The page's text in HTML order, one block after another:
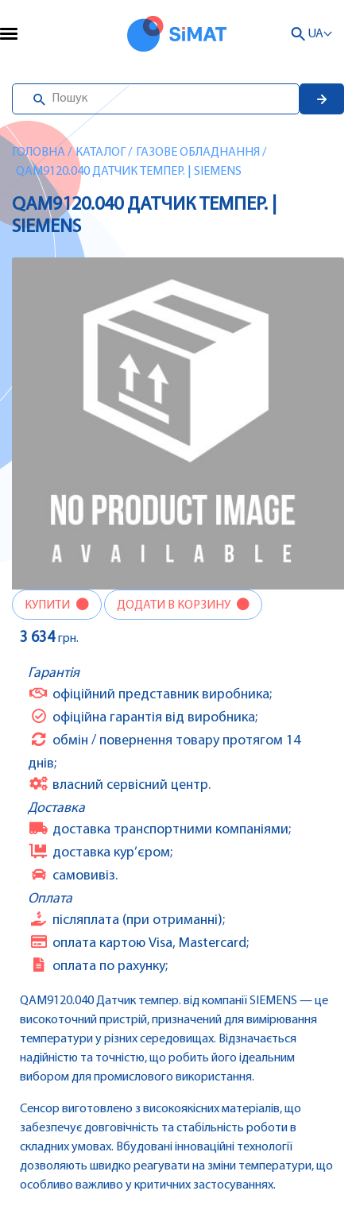
UA
ГОЛОВНА/ КАТАЛОГ / ГАЗОВЕ ОБЛАДНАННЯ /
QAM9120.040 ДАТЧИК ТЕМПЕР. | SIEMENS
QAM9120.040 ДАТЧИК ТЕМПЕР. |
SIEMENS
КУПИТИ ДОДАТИ В КОРЗИНУ
3 634грн.
Гарантія
офіційний представник виробника;
офіційна гарантія від виробника;
обмін / повернення товару протягом 14
днів;
власний сервісний центр.
Доставка
доставка транспортними компаніями;
доставка кур’єром;
самовивіз.
Оплата
післяплата (при отриманні);
оплата картою Visa, Mastercard;
оплата по рахунку;
QAM9120.040 Датчик темпер. від компанії SIEMENS — це
високоточний пристрій, призначений для вимірювання
температури у різних середовищах. Відзначається
надійністю та точністю, що робить його ідеальним
вибором для промислового використання.
Сенсор виготовлено з високоякісних матеріалів, що
забезпечує довговічність та стабільність роботи в
складних умовах. Вбудовані інноваційні технології
дозволяють швидко реагувати на зміни температури, що
особливо важливо у критичних застосуваннях.